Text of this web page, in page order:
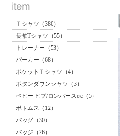
Ｔシャツ（380）
長袖Tシャツ（55）
トレーナー（53）
パーカー（68）
ポケットＴシャツ（4）
ボタンダウンシャツ（3）
ベビー ビブ/ロンパースetc（5）
ボトムス（12）
バッグ（30）
バッジ（26）